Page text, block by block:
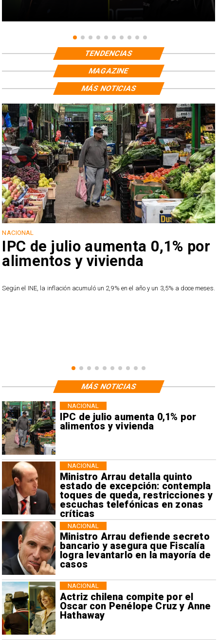
TENDENCIAS
MAGAZINE
NACIONAL
IPC de julio aumenta 0,1% por
alimentos y vivienda
Según el INE, la inflación acumuló un 2,9% en el año y un 3,5% a doce meses.
MÁS NOTICIAS
IPC de julio aumenta 0,1% por
alimentos y vivienda
NACIONAL
Ministro Arrau detalla quinto
estado de excepción: contempla
toques de queda, restricciones y
escuchas telefónicas en zonas
críticas
NACIONAL
Ministro Arrau defiende secreto
bancario y asegura que Fiscalía
logra levantarlo en la mayoría de
casos
NACIONAL
Actriz chilena compite por el
Oscar con Penélope Cruz y Anne
Hathaway
NACIONAL
MÁS NOTICIAS